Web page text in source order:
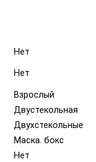
Нет
Нет
Взрослый
Двустекольная
Двухстекольные
Маска. бокс
Нет